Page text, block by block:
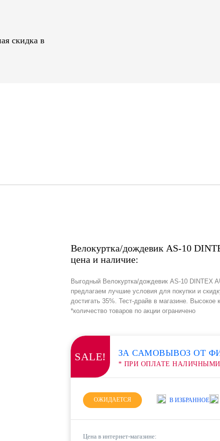
скидка в
Велокуртка/дождевик AS-10
цена и наличие:
Выгодный Велокуртка/дождевик AS-10 DINTEX
предлагаем лучшие условия для покупки и
достигать 35%. Тест-драйв в магазине. Высокое
*количество товаров по акции ограничено
SALE! ЗА САМОВЫВОЗ ОТ
* ПРИ ОПЛАТЕ НАЛИЧНЫМИ
ОЖИДАЕТСЯ В ИЗБРАННОЕ
Цена в интернет-магазине: